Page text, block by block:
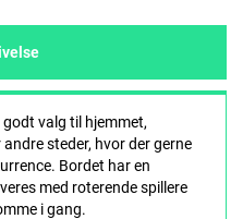
valg til hjemmet,
steder, hvor der gerne
Bordet har en
med roterende spillere
i gang.